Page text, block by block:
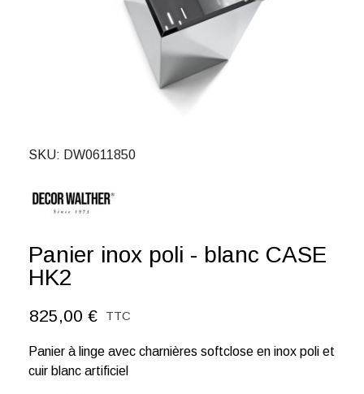
SKU DW0611850
Panier inox poli - blanc CASE
HK2
825,00 € TTC
Panier à linge avec charnières softclose en inox poli et
cuir blanc artificiel